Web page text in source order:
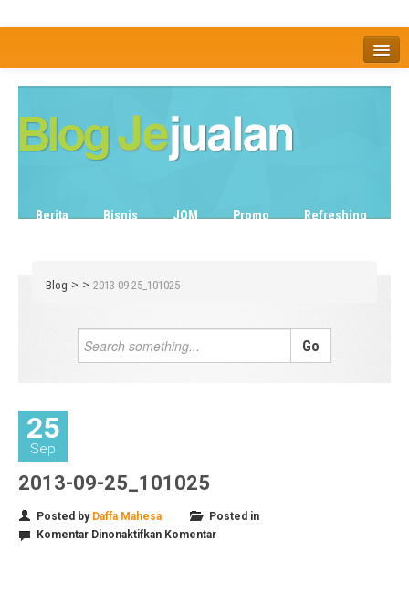
Tentang
Berita Bisnis JOM Promo
Refreshing
Blog > > 2013-09-25_101025
25
Sep
2013-09-25_101025
Posted by Daffa Mahesa
Posted in
Komentar Dinonaktifkanpada
Komentar